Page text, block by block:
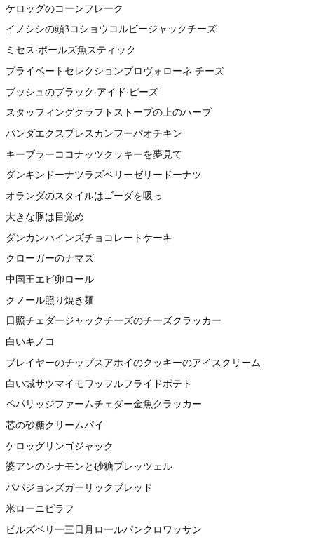
ケロッグのコーンフレーク
イノシシの頭3コショウコルビージャックチーズ
ミセス·ポールズ魚スティック
プライベートセレクションプロヴォローネ·チーズ
ブッシュのブラック·アイド·ピーズ
スタッフィングクラフトストーブの上のハーブ
パンダエクスプレスカンフーパオチキン
キーブラーココナッツクッキーを夢見て
ダンキンドーナツラズベリーゼリードーナツ
オランダのスタイルはゴーダを吸っ
大きな豚は目覚め
ダンカンハインズチョコレートケーキ
クローガーのナマズ
中国王エビ卵ロール
クノール照り焼き麺
日照チェダージャックチーズのチーズクラッカー
白いキノコ
ブレイヤーのチップスアホイのクッキーのアイスクリーム
白い城サツマイモワッフルフライドポテト
ペパリッジファームチェダー金魚クラッカー
芯の砂糖クリームパイ
ケロッグリンゴジャック
婆アンのシナモンと砂糖プレッツェル
パパジョンズガーリックブレッド
米ローニピラフ
ピルズベリー三日月ロールパンクロワッサン